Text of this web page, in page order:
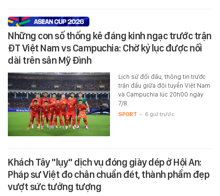
Những con số thống kê đáng kinh ngạc trước trận
ĐT Việt Nam vs Campuchia: Chờ kỷ lục được nối
dài trên sân Mỹ Đình
Lịch sử đối đầu, thông tin trước
trận đấu giữa đội tuyển Việt Nam
và Campuchia lúc 20h00 ngày
7/8.
SPORT - 6 giờ trước
Khách Tây "lụy" dịch vụ đóng giày dép ở Hội An:
Pháp sư Việt đo chân chuẩn đét, thành phẩm đẹp
vượt sức tưởng tượng